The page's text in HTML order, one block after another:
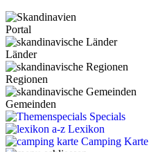
Portal
Länder
Regionen
Gemeinden
Specials
Lexikon
Camping Karte